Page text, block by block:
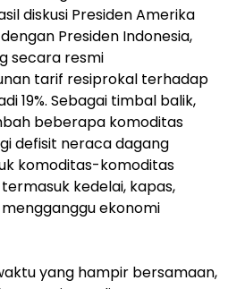
diskusi Presiden Amerika
Presiden Indonesia,
secara resmi
tarif resiprokal terhadap
19%. Sebagai timbal balik,
beberapa komoditas
defisit neraca dagang
komoditas-komoditas
kedelai, kapas,
ekonomi
yang hampir bersamaan,